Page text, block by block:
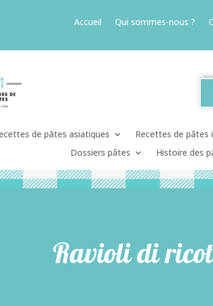
Accueil Qui sommes-nous ?
de pâtes asiatiques Recettes de pâtes
Dossiers pâtes
Histoire des
Ravioli di